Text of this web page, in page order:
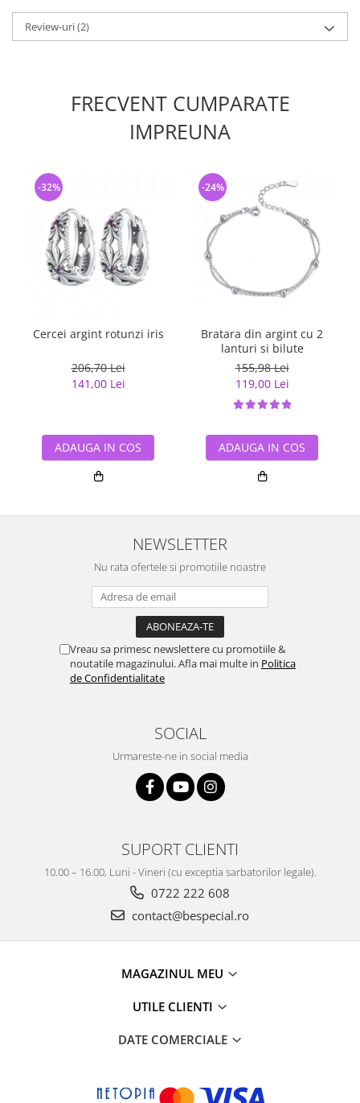
Review-uri(2)
FRECVENT CUMPARATE
IMPREUNA
Cercei argint rotunzi iris
206,70 Lei
141,00 Lei
-32%
ADAUGA IN COS
Bratara din argint cu 2
lanturi si bilute
155,98 Lei
119,00 Lei
-24%
ADAUGA IN COS
NEWSLETTER
Nu rata ofertele si promotiile noastre
Vreau sa primesc newslettere cu promotiile &
noutatile magazinului. Afla mai multe in Politica
de Confidentialitate
SOCIAL
Urmareste-ne in social media
SUPORT CLIENTI
10.00 – 16.00, Luni - Vineri (cu exceptia sarbatorilor legale).
0722 222 608
contact@bespecial.ro
MAGAZINUL MEU
UTILE CLIENTI
DATE COMERCIALE